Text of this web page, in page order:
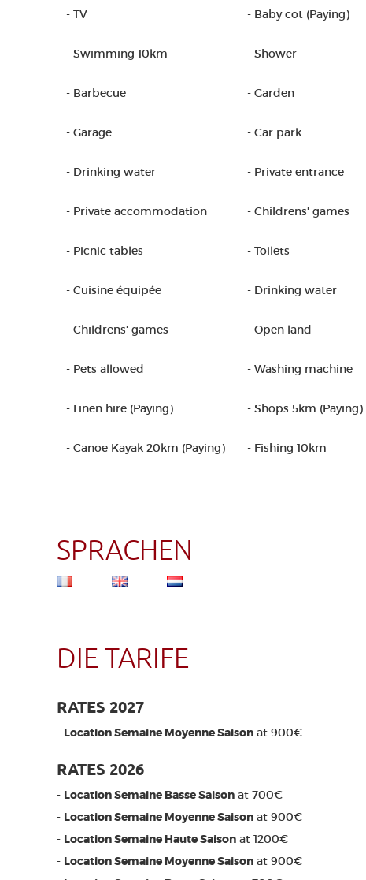
- TV - Baby cot (Paying)
- Swimming 10km - Shower
- Barbecue - Garden
- Garage - Car park
- Drinking water - Private entrance
- Private accommodation - Childrens' games
- Picnic tables - Toilets
- Cuisine équipée - Drinking water
- Childrens' games - Open land
- Pets allowed - Washing machine
- Linen hire (Paying) - Shops 5km (Paying)
- Canoe Kayak 20km (Paying) - Fishing 10km
SPRACHEN
DIE TARIFE
RATES 2027
- Location Semaine Moyenne Saison at 900€
RATES 2026
- Location Semaine Basse Saison at 700€
- Location Semaine Moyenne Saison at 900€
- Location Semaine Haute Saison at 1200€
- Location Semaine Moyenne Saison at 900€